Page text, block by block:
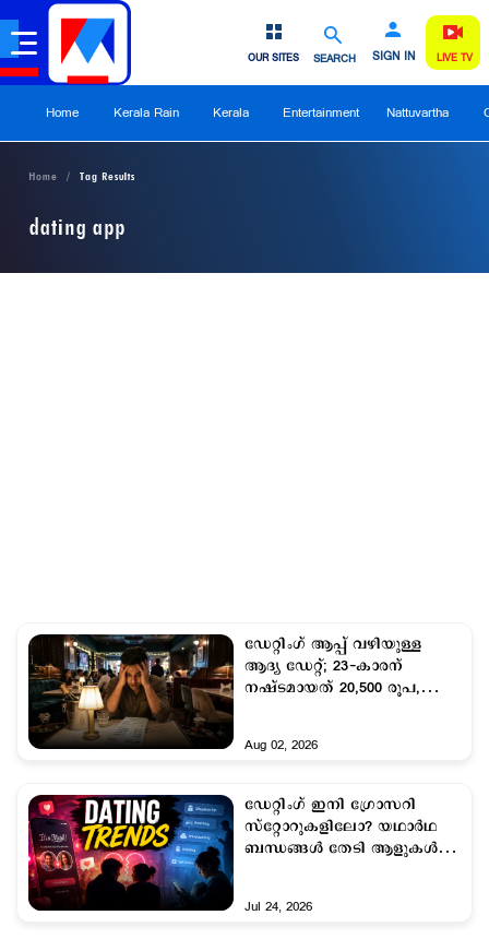
SEARCH SIGN IN
OUR SITES LIVE TV
Home Kerala Rain Kerala Entertainment Nattuvartha
Home Tag Results
dating app
ഡേറ്റിംഗ് ആപ്പ് വഴിയുള്ള
ആദ്യ ഡേറ്റ്; 23-കാരന്
നഷ്ടമായത് 20,500 രൂപ,
Aug 02, 2026
ഡേറ്റിംഗ് ഇനി ഗ്രോസറി
സ്റ്റോറുകളിലോ? യഥാർഥ
ബന്ധങ്ങൾ തേടി ആളുകൾ
Jul 24, 2026